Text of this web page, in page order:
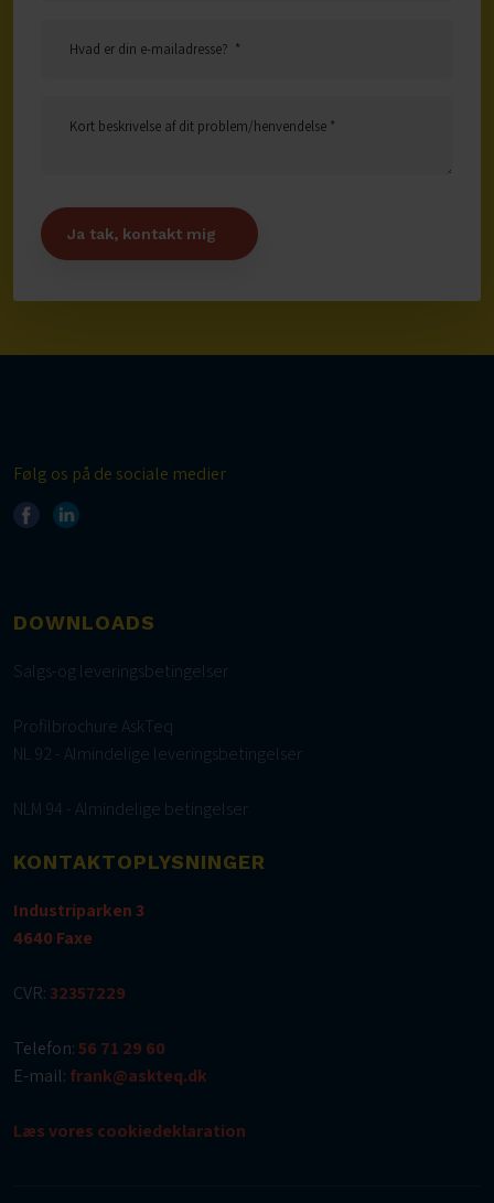
Følg os på de sociale medier​
DOWNLOADS
Salgs-og leveringsbetingelser
Profilbrochure AskTeq
NL 92 - Almindelige leveringsbetingelser
NLM 94 - Almindelige betingelser
KONTAKTOPLYSNINGER
​Industriparken 3
​4640 Faxe
​CVR​:32357229
Telefon:56 71 29 60
E-mail: frank@askteq.dk
Læs vores cookie​deklaration